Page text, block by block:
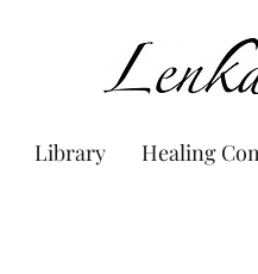
Library Healing